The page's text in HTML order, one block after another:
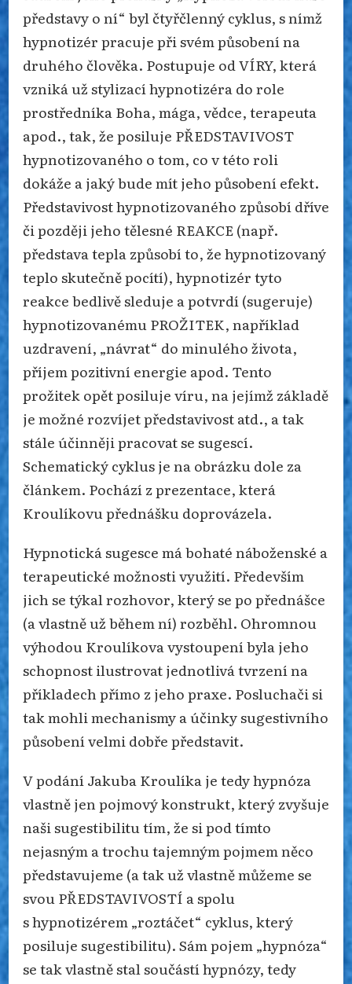
představy o ní“ byl čtyřčlenný cyklus, s nímž
hypnotizér pracuje při svém působení na
druhého člověka. Postupuje od VÍRY, která
vzniká už stylizací hypnotizéra do role
prostředníka Boha, mága, vědce, terapeuta
apod., tak, že posiluje PŘEDSTAVIVOST
hypnotizovaného o tom, co v této roli
dokáže a jaký bude mít jeho působení efekt.
Představivost hypnotizovaného způsobí dříve
či později jeho tělesné REAKCE (např.
představa tepla způsobí to, že hypnotizovaný
teplo skutečně pocítí), hypnotizér tyto
reakce bedlivě sleduje a potvrdí (sugeruje)
hypnotizovanému PROŽITEK, například
uzdravení, „návrat“ do minulého života,
příjem pozitivní energie apod. Tento
prožitek opět posiluje víru, na jejímž základě
je možné rozvíjet představivost atd., a tak
stále účinněji pracovat se sugescí.
Schematický cyklus je na obrázku dole za
článkem. Pochází z prezentace, která
Kroulíkovu přednášku doprovázela.
Hypnotická sugesce má bohaté náboženské a
terapeutické možnosti využití. Především
jich se týkal rozhovor, který se po přednášce
(a vlastně už během ní) rozběhl. Ohromnou
výhodou Kroulíkova vystoupení byla jeho
schopnost ilustrovat jednotlivá tvrzení na
příkladech přímo z jeho praxe. Posluchači si
tak mohli mechanismy a účinky sugestivního
působení velmi dobře představit.
V podání Jakuba Kroulíka je tedy hypnóza
vlastně jen pojmový konstrukt, který zvyšuje
naši sugestibilitu tím, že si pod tímto
nejasným a trochu tajemným pojmem něco
představujeme (a tak už vlastně můžeme se
svou PŘEDSTAVIVOSTÍ a spolu
s hypnotizérem „roztáčet“ cyklus, který
posiluje sugestibilitu). Sám pojem „hypnóza“
se tak vlastně stal součástí hypnózy, tedy